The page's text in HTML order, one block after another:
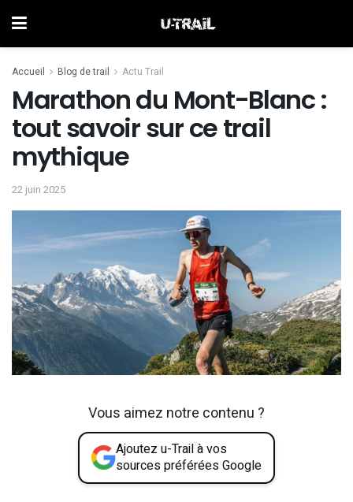
Accueil Blog de trail Actu Trail
Marathon du Mont-Blanc :
tout savoir sur ce trail
mythique
22 juin 2025
Vous aimez notre contenu ?
Ajoutez u-Trail à vos
sources préférées Google